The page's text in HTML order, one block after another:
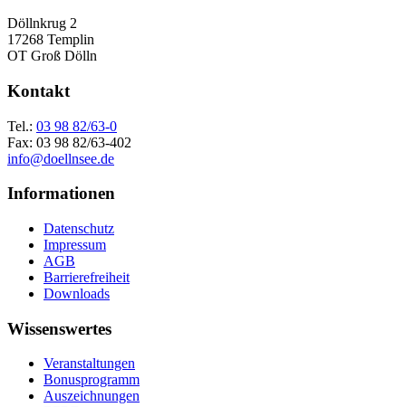
Döllnkrug 2
17268 Templin
OT Groß Dölln
Kontakt
Tel.: 03 98 82/63-0
Fax: 03 98 82/63-402
info@doellnsee.de
Informationen
Datenschutz
Impressum
AGB
Barrierefreiheit
Downloads
Wissenswertes
Veranstaltungen
Bonusprogramm
Auszeichnungen